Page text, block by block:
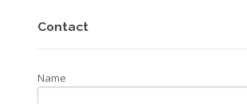
Contact
Name